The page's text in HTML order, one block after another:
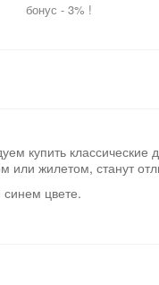
бонус - 3% !
купить классические
или жилетом, станут
цвете.